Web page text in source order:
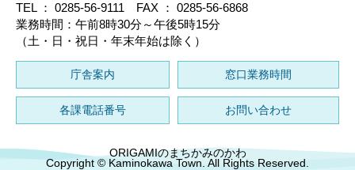
TEL ： 0285-56-9111 FAX ： 0285-56-6868
業務時間：午前8時30分～午後5時15分
（土・日・祝日・年末年始は除く）
庁舎案内 窓口業務時間
各課電話番号 お問い合わせ
ORIGAMIのまちかみのかわ
Copyright © Kaminokawa Town. All Rights Reserved.